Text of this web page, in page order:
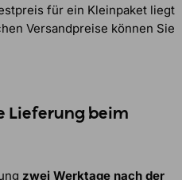
für ein Kleinpaket liegt
Versandpreise können Sie
Lieferung beim
zwei Werktage nach der